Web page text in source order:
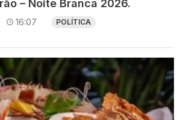
– Noite Branca 2026.
16:07 POLÍTICA